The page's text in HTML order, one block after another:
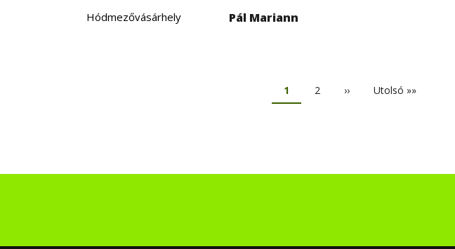
Hódmezővásárhely Pál Mariann
Jelenlegi
oldal
1 Oldal
2 Következő
›› Utolsó
Utolsó »»